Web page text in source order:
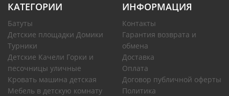
КАТЕГОРИИ
Батуты
Детские площадки Домики
Турники
Детские Качели Горки и
песочницы уличные
Кровать машина детская
Мебель в детскую комнату
ИНФОРМАЦИЯ
Контакты
Гарантия возврата и
обмена
Доставка
Оплата
Договор публичной оферты
Политика